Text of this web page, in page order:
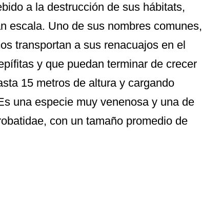
a la destrucción de sus hábitats,
escala. Uno de sus nombres comunes,
transportan a sus renacuajos en el
y que puedan terminar de crecer
15 metros de altura y cargando
una especie muy venenosa y una de
con un tamaño promedio de